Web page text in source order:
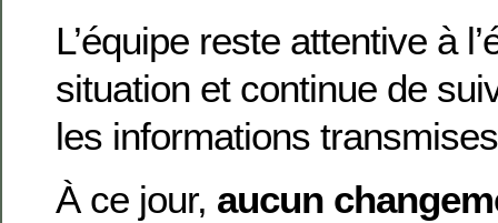
L’équipe reste attentive à
situation et continue de
les informations
À ce jour, aucun